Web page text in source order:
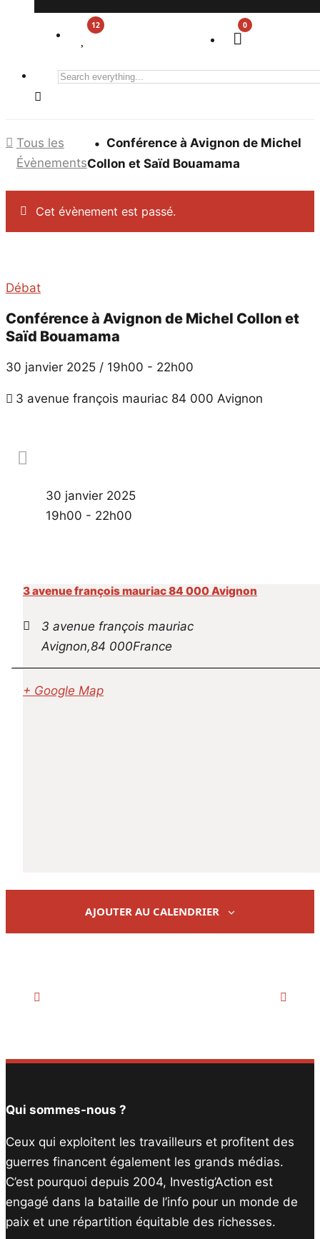
0
Search
Tous les
Évènements
Conférence à Avignon de Michel
Collon et Saïd Bouamama
Cet évènement est passé.
Débat
Conférence à Avignon de Michel Collon et
Saïd Bouamama
30 janvier 2025 / 19h00 - 22h00
3 avenue françois mauriac 84 000 Avignon
30 janvier 2025
19h00 - 22h00
3 avenue françois mauriac 84 000 Avignon
3 avenue françois mauriac
Avignon,84 000France
+ Google Map
AJOUTER AU CALENDRIER
Qui sommes-nous ?
Ceux qui exploitent les travailleurs et profitent des
guerres financent également les grands médias.
C’est pourquoi depuis 2004, Investig’Action est
engagé dans la bataille de l’info pour un monde de
paix et une répartition équitable des richesses.